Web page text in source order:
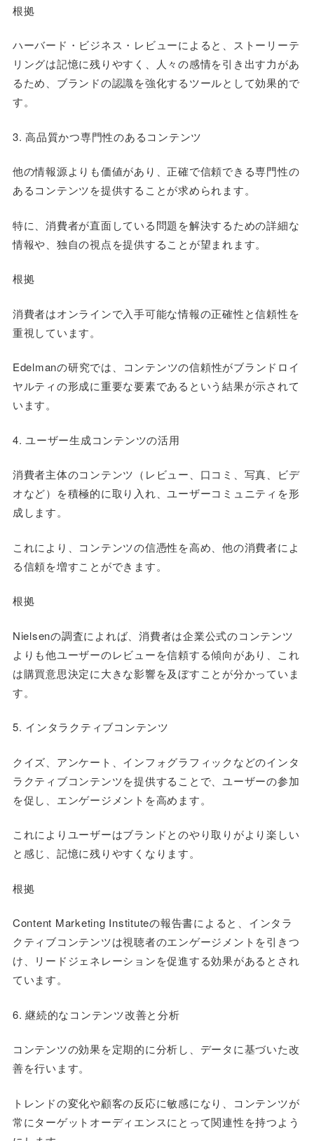
根拠
ハーバード・ビジネス・レビューによると、ストーリーテ
リングは記憶に残りやすく、人々の感情を引き出す力があ
るため、ブランドの認識を強化するツールとして効果的で
す。
3. 高品質かつ専門性のあるコンテンツ
他の情報源よりも価値があり、正確で信頼できる専門性の
あるコンテンツを提供することが求められます。
特に、消費者が直面している問題を解決するための詳細な
情報や、独自の視点を提供することが望まれます。
根拠
消費者はオンラインで入手可能な情報の正確性と信頼性を
重視しています。
Edelmanの研究では、コンテンツの信頼性がブランドロイ
ヤルティの形成に重要な要素であるという結果が示されて
います。
4. ユーザー生成コンテンツの活用
消費者主体のコンテンツ（レビュー、口コミ、写真、ビデ
オなど）を積極的に取り入れ、ユーザーコミュニティを形
成します。
これにより、コンテンツの信憑性を高め、他の消費者によ
る信頼を増すことができます。
根拠
Nielsenの調査によれば、消費者は企業公式のコンテンツ
よりも他ユーザーのレビューを信頼する傾向があり、これ
は購買意思決定に大きな影響を及ぼすことが分かっていま
す。
5. インタラクティブコンテンツ
クイズ、アンケート、インフォグラフィックなどのインタ
ラクティブコンテンツを提供することで、ユーザーの参加
を促し、エンゲージメントを高めます。
これによりユーザーはブランドとのやり取りがより楽しい
と感じ、記憶に残りやすくなります。
根拠
Content Marketing Instituteの報告書によると、インタラ
クティブコンテンツは視聴者のエンゲージメントを引きつ
け、リードジェネレーションを促進する効果があるとされ
ています。
6. 継続的なコンテンツ改善と分析
コンテンツの効果を定期的に分析し、データに基づいた改
善を行います。
トレンドの変化や顧客の反応に敏感になり、コンテンツが
常にターゲットオーディエンスにとって関連性を持つよう